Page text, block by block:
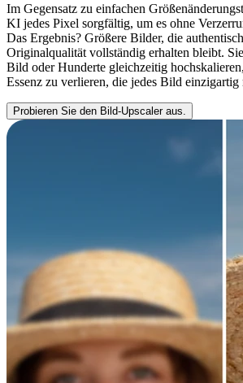
Im Gegensatz zu einfachen
KI jedes Pixel sorgfältig, um es ohne
Das Ergebnis? Größere Bilder, die
Originalqualität vollständig erhalten bleibt.
Bild oder Hunderte gleichzeitig
Essenz zu verlieren, die jedes Bild einzigartig
Probieren Sie den Bild-Upscaler aus.